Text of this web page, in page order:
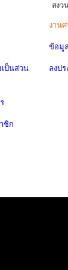
สงว
ป็นส่วน
ชิก
งาน
ข้อมู
ลงป